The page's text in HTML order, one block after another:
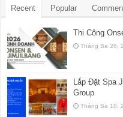
Recent Popular
Thi Công
Tháng Ba 26,
Lắp Đặt Spa
Group
Tháng Ba 18,